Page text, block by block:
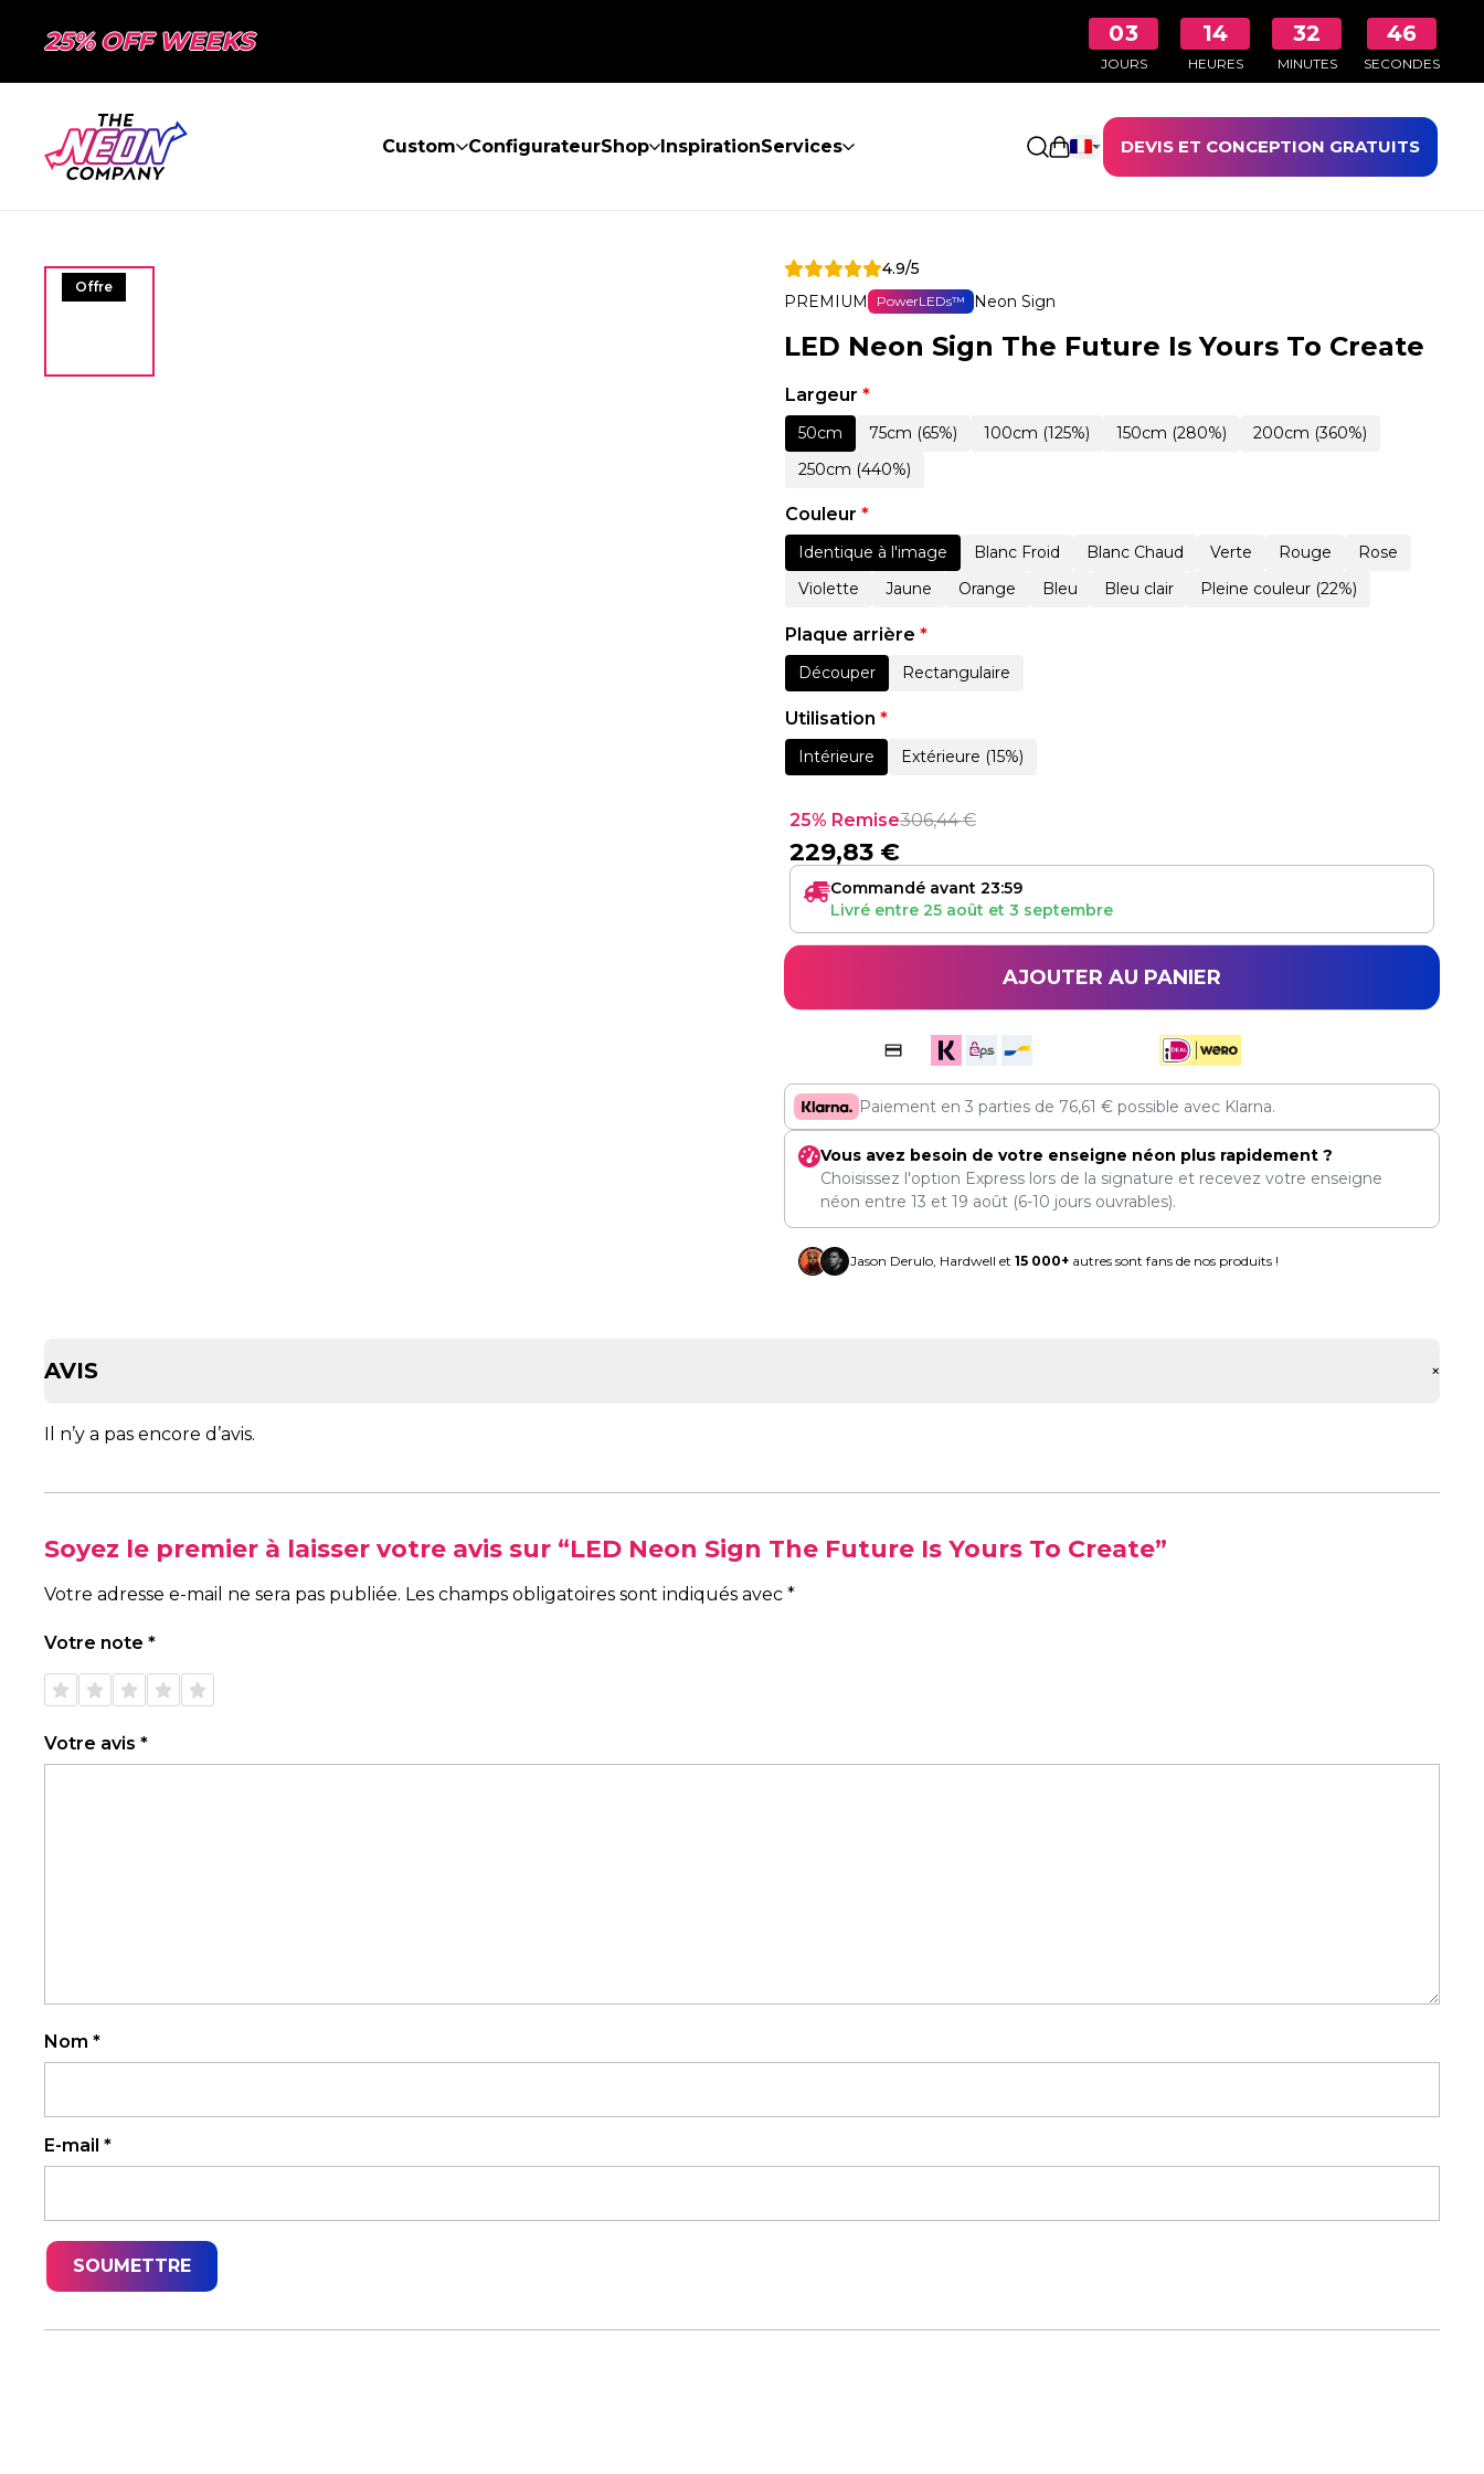
25% OFF WEEKS 03
JOURS
14
HEURES
32
MINUTES
45
SECONDES
Custom ConfigurateurShop InspirationServices Ouvrir le panierDEVIS ET CONCEPTION GRATUITS
Offre
4.9/5
PREMIUM
PowerLEDs™ Neon Sign
LED Neon Sign The Future Is Yours To Create
Largeur *
50cm 75cm (65%) 100cm (125%) 150cm (280%)
200cm (360%)
250cm (440%)
Couleur *
Identique à l'image Blanc Froid Blanc Chaud Verte Rouge
Rose
Violette
Jaune Orange Bleu Bleu clair Pleine couleur (22%)
Plaque arrière *
Découper Rectangulaire
Utilisation *
Intérieure Extérieure (15%)
25% Remise306,44€
229,83 €
Commandé avant 23:59
Livré entre 25 août et 3 septembre
AJOUTER AU PANIER
Paiement en 3 parties de 76,61€ possible avec Klarna.
Vous avez besoin de votre enseigne néon plus rapidement ?
Choisissez l'option Express lors de la signature et recevez votre enseigne
néon entre 13 et 19 août(6-10 jours ouvrables).
Jason Derulo, Hardwell et 15 000+autres sont fans de nos produits !
AVIS +
Il n’y a pas encore d’avis.
Soyez le premier à laisser votre avis sur “LED Neon Sign The Future Is Yours To Create”
Votre adresse e-mail ne sera pas publiée. Les champs obligatoires sont indiqués avec *
Votre note *
1 étoile
sur 5
2 étoiles
sur 5
3 étoiles
sur 5
4 étoiles
sur 5
5 étoiles
sur 5
Votre avis *
Nom *
E-mail *